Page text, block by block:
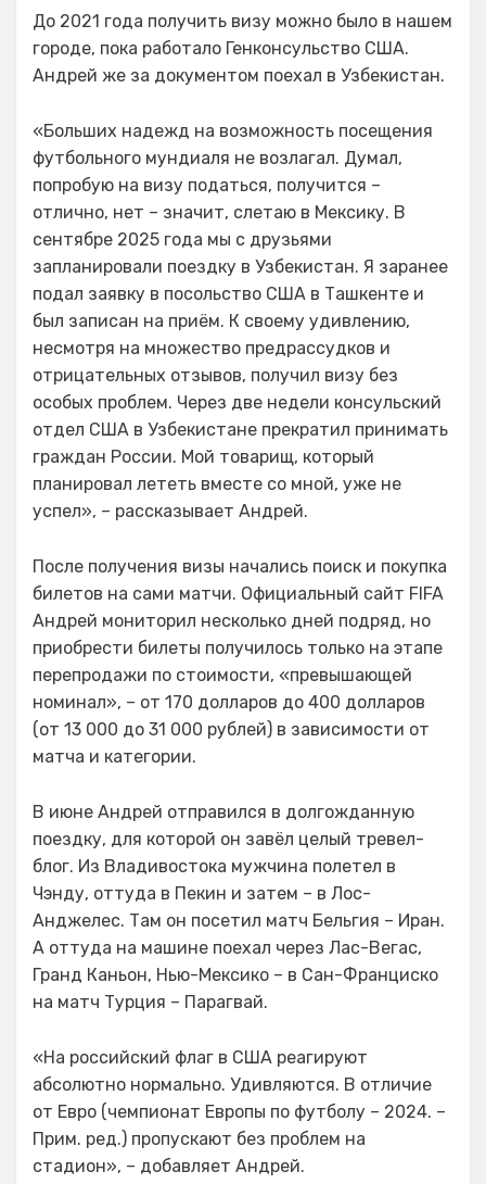
До 2021 года получить визу можно было в нашем
городе, пока работало Генконсульство США.
Андрей же за документом поехал в Узбекистан.
«Больших надежд на возможность посещения
футбольного мундиаля не возлагал. Думал,
попробую на визу податься, получится –
отлично, нет – значит, слетаю в Мексику. В
сентябре 2025 года мы с друзьями
запланировали поездку в Узбекистан. Я заранее
подал заявку в посольство США в Ташкенте и
был записан на приём. К своему удивлению,
несмотря на множество предрассудков и
отрицательных отзывов, получил визу без
особых проблем. Через две недели консульский
отдел США в Узбекистане прекратил принимать
граждан России. Мой товарищ, который
планировал лететь вместе со мной, уже не
успел», – рассказывает Андрей.
После получения визы начались поиск и покупка
билетов на сами матчи. Официальный сайт FIFA
Андрей мониторил несколько дней подряд, но
приобрести билеты получилось только на этапе
перепродажи по стоимости, «превышающей
номинал», – от 170 долларов до 400 долларов
(от 13 000 до 31 000 рублей) в зависимости от
матча и категории.
В июне Андрей отправился в долгожданную
поездку, для которой он завёл целый тревел-
блог. Из Владивостока мужчина полетел в
Чэнду, оттуда в Пекин и затем – в Лос-
Анджелес. Там он посетил матч Бельгия – Иран.
А оттуда на машине поехал через Лас-Вегас,
Гранд Каньон, Нью-Мексико – в Сан-Франциско
на матч Турция – Парагвай.
«На российский флаг в США реагируют
абсолютно нормально. Удивляются. В отличие
от Евро (чемпионат Европы по футболу – 2024. –
Прим. ред.) пропускают без проблем на
стадион», – добавляет Андрей.